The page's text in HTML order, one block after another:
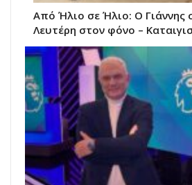
Από Ήλιο σε Ήλιο: Ο Γιάννης
Λευτέρη στον φόνο –